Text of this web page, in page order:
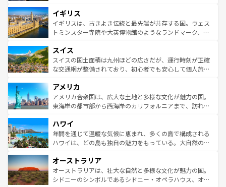
いる。シャンパンの発祥地であるランス、プロヴァンスの
香り高いラベンダー畑など、多彩な楽しみ方が可能だ。さ
らに、パリ以外の地域にも魅力が溢れており、どの街角に
れる地方に足を運ぶとそれぞれで全く異なる文化を体験で
きるだろう。 なお、新着のフランス情報はコンテンツ一覧
を参照してほしい。
顔を持つこの国は、どこを歩いても飽きることがない。ベ
ルリンの文化的活気、バイエルン州のアルプスの絶景、そ
してライン川沿いのワイン畑といった風景は必見。ビール
は、お酒好きな人にはぜひ体験してほしい。 なお、新着の
ドイツ情報はコンテンツ一覧を参照してほしい。
イギリス
イギリスは、古きよき伝統と最先端が共存する国。ウェス
トミンスター寺院や大英博物館のようなランドマーク、歴
リアごとに異なる魅力がある。また、優雅なアフタヌーン
ティー、ビール好きにはたまらない英国パブ、サッカー観
戦など、本場だからこそできる体験も豊富。イギリスを旅
ンツ一覧を参照してほしい。
スイス
スイスの国土面積は九州ほどの広さだが、運行時刻が正確
な交通網が整備されており、初心者でも安心して個人旅行
の建物がそのまま残る町や、スイスならではのユニークな
博物館もあり、アルプス観光だけでなく町歩きも満喫する
ことができる。国民の所得が高いため物価も高いが、旅行
ば市内交通費無料で観光を楽しむこともできる。 なお、新
着のスイス情報はコンテンツ一覧 を参照してほしい。
アメリカ
アメリカ合衆国は、広大な土地と多様な文化が魅力の国。
東海岸の都市部から西海岸のカリフォルニアまで、訪れる
のような巨大都市は、観光、ショッピング、エンターテイ
ンメントが詰まった刺激的なスポットだ。一方、アメリカ
西部には大自然が広がり、グランドキャニオンやイエロー
部のニューオーリンズでは、音楽と美食が融合した独特の
文化が魅力。旅行者はアメリカの各地域で異なる魅力を楽
しみながら、その多様性と豊かな歴史を感じることができ
ハワイ
年間を通じて温暖な気候に恵まれ、多くの島で構成される
ハワイは、どの島も独自の魅力をもっている。大自然の神
ワイ島は見逃せない。また、定番の観光地といえばオアフ
島だが、静かな自然を求めるならマウイ島やカウアイ島が
おすすめ。エメラルドグリーンに輝く海をはじめ、豊かな
オーストラリア
オーストラリアは、壮大な自然と多様な文化が魅力の国。
シドニーのシンボルであるシドニー・オペラハウス、オー